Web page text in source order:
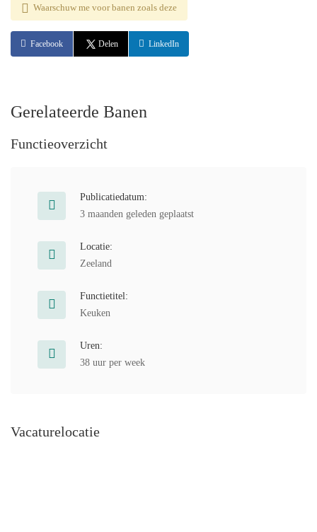
Waarschuw me voor banen zoals deze
Facebook Delen LinkedIn
Gerelateerde Banen
Functieoverzicht
Publicatiedatum:
3 maanden geleden geplaatst
Locatie:
Zeeland
Functietitel:
Keuken
Uren:
38 uur per week
Vacaturelocatie